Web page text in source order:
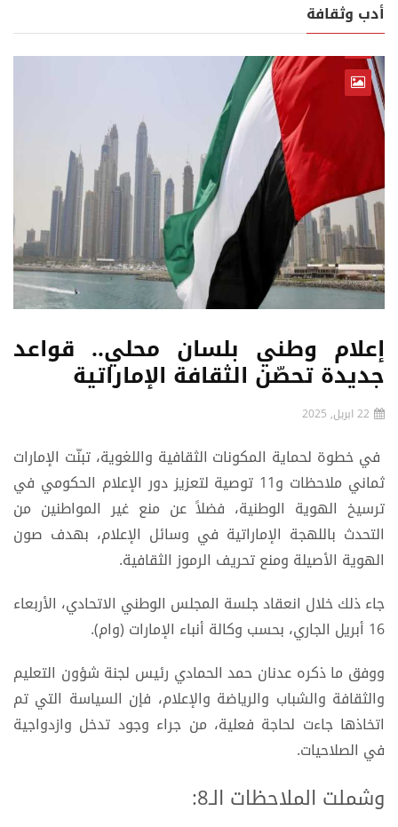
أدب وثقافة
إعلام وطني بلسان محلي.. قواعد
جديدة تحصّن الثقافة الإماراتية
22 ابريل, 2025
في خطوة لحماية المكونات الثقافية واللغوية، تبنّت الإمارات
ثماني ملاحظات و11 توصية لتعزيز دور الإعلام الحكومي في
ترسيخ الهوية الوطنية، فضلاً عن منع غير المواطنين من
التحدث باللهجة الإماراتية في وسائل الإعلام، بهدف صون
الهوية الأصيلة ومنع تحريف الرموز الثقافية.
جاء ذلك خلال انعقاد جلسة المجلس الوطني الاتحادي، الأربعاء
16 أبريل الجاري، بحسب وكالة أنباء الإمارات (وام).
ووفق ما ذكره عدنان حمد الحمادي رئيس لجنة شؤون التعليم
والثقافة والشباب والرياضة والإعلام، فإن السياسة التي تم
اتخاذها جاءت لحاجة فعلية، من جراء وجود تدخل وازدواجية
في الصلاحيات.
وشملت الملاحظات الـ8: